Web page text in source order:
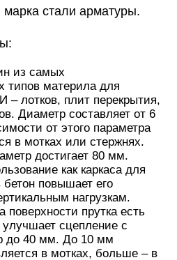
марка стали арматуры.
из самых
типов материла для
– лотков, плит перекрытия,
Диаметр составляет от 6
от этого параметра
в мотках или стержнях.
достигает 80 мм.
как каркаса для
бетон повышает его
нагрузкам.
прутка есть
сцепление с
до 40 мм. До 10 мм
в мотках, больше – в